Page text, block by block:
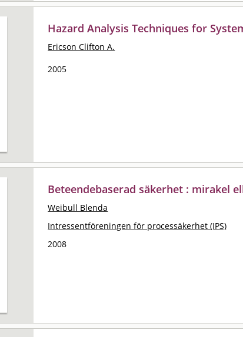
Hazard Analysis Techniques for
Ericson Clifton A.
2005
Beteendebaserad säkerhet : mirakel
Weibull Blenda
Intressentföreningen för processäkerhet (IPS)
2008